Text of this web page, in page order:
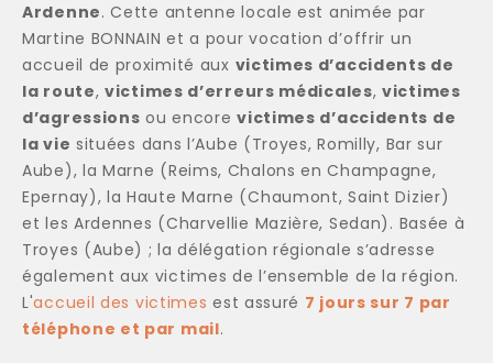
Ardenne. Cette antenne locale est animée par
Martine BONNAIN et a pour vocation d’offrir un
accueil de proximité aux victimes d’accidents de
la route,victimes d’erreurs médicales,victimes
d’agressions ou encorevictimes d’accidents de
la vie situées dans l’Aube (Troyes, Romilly, Bar sur
Aube), la Marne (Reims, Chalons en Champagne,
Epernay), la Haute Marne (Chaumont, Saint Dizier)
et les Ardennes (Charvellie Mazière, Sedan). Basée à
Troyes (Aube) ; la délégation régionale s’adresse
également aux victimes de l’ensemble de la région.
L'accueil des victimes est assuré 7 jours sur 7 par
téléphone et par mail.